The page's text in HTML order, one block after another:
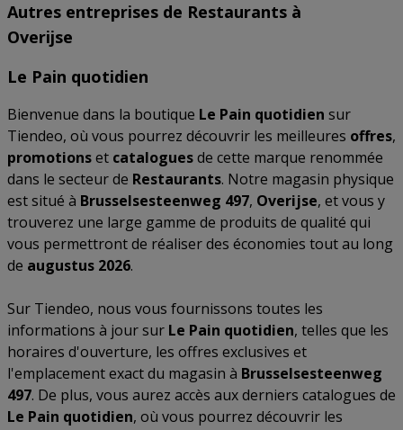
Autres entreprises de Restaurants à
Overijse
Le Pain quotidien
Bienvenue dans la boutique Le Pain quotidien sur
Tiendeo, où vous pourrez découvrir les meilleures offres,
promotionset cataloguesde cette marque renommée
dans le secteur de Restaurants. Notre magasin physique
est situé à Brusselsesteenweg 497, Overijse, et vous y
trouverez une large gamme de produits de qualité qui
vous permettront de réaliser des économies tout au long
de augustus 2026.
Sur Tiendeo, nous vous fournissons toutes les
informations à jour sur Le Pain quotidien, telles que les
horaires d'ouverture, les offres exclusives et
l'emplacement exact du magasin à Brusselsesteenweg
497. De plus, vous aurez accès aux derniers catalogues de
Le Pain quotidien, où vous pourrez découvrir les